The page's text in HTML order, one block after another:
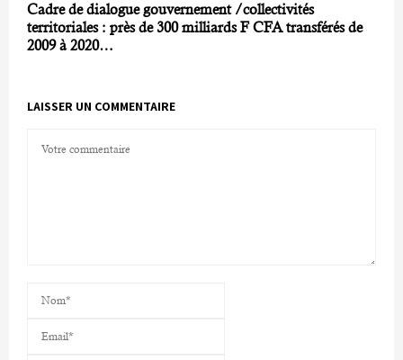
Cadre de dialogue gouvernement /collectivités
territoriales : près de 300 milliards F CFA transférés de
2009 à 2020…
LAISSER UN COMMENTAIRE